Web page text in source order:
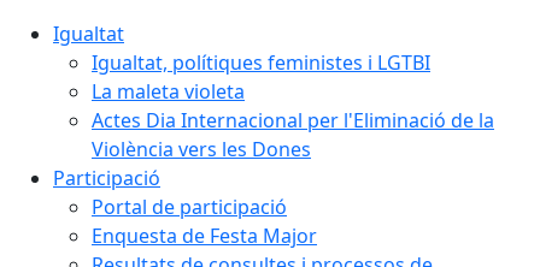
Igualtat
Igualtat, polítiques feministes i LGTBI
La maleta violeta
Actes Dia Internacional per l'Eliminació de la
Violència vers les Dones
Participació
Portal de participació
Enquesta de Festa Major